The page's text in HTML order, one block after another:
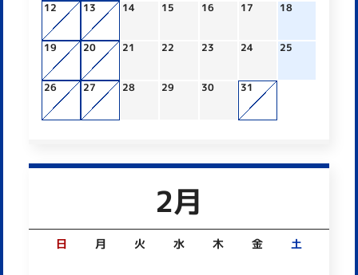
12 13 14 15 16 17 18
19 20 21 22 23 24 25
26 27 28 29 30 31
2月
日 月 火 水 木 金 土